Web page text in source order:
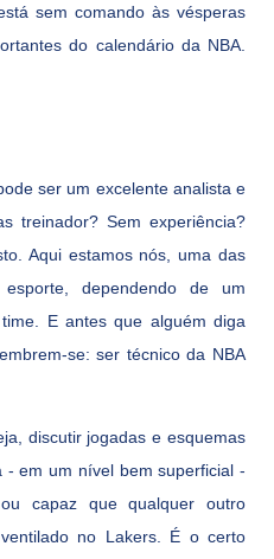
sem comando às vésperas
do calendário da NBA.
ser um excelente analista e
treinador? Sem experiência?
Aqui estamos nós, uma das
dependendo de um
E antes que alguém diga
se: ser técnico da NBA
discutir jogadas e esquemas
em um nível bem superficial -
capaz que qualquer outro
no Lakers. É o certo